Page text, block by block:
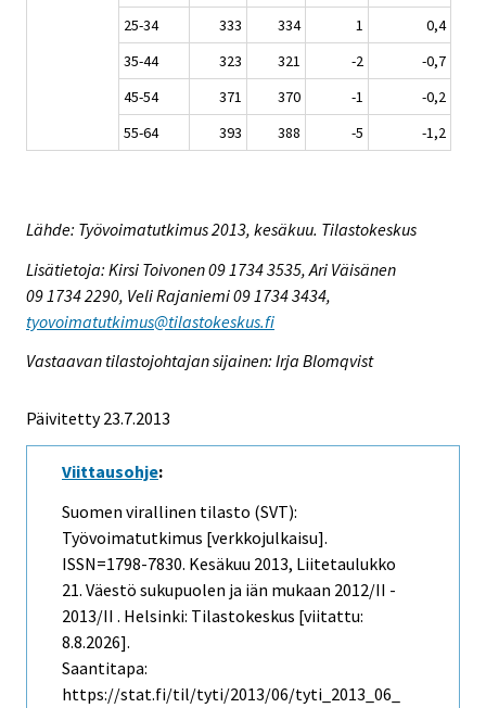
25-34
333 334 1
0,4
35-44
323 321 -2
-0,7
45-54
371 370 -1
-0,2
55-64
393 388 -5 -1,2
Lähde: Työvoimatutkimus 2013, kesäkuu. Tilastokeskus
Lisätietoja: Kirsi Toivonen 09 1734 3535, Ari Väisänen
09 1734 2290, Veli Rajaniemi 09 1734 3434,
tyovoimatutkimus@tilastokeskus.fi
Vastaavan tilastojohtajan sijainen: Irja Blomqvist
Päivitetty 23.7.2013
Viittausohje:
Suomen virallinen tilasto (SVT):
Työvoimatutkimus [verkkojulkaisu].
ISSN=1798-7830. Kesäkuu 2013, Liitetaulukko
21. Väestö sukupuolen ja iän mukaan 2012/II -
2013/II . Helsinki: Tilastokeskus [viitattu:
8.8.2026].
Saantitapa:
https://stat.fi/til/tyti/2013/06/tyti_2013_06_